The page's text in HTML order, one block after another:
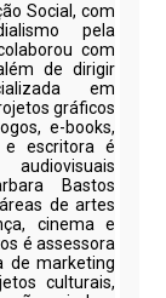
Social, com
pela
com
de dirigir
em
gráficos
e-books,
e escritora é
Bastos
de artes
cinema e
é assessora
de marketing
culturais,